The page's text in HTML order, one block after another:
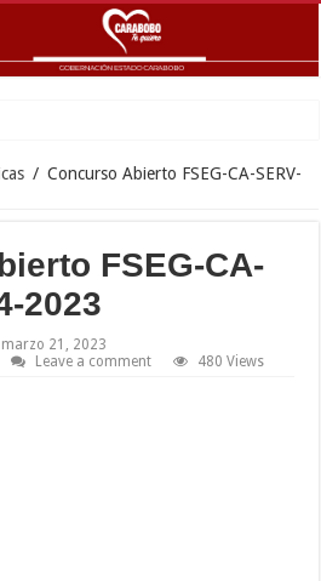
/ Concurso Abierto FSEG-CA-SERV-
FSEG-CA-
2023
marzo 21, 2023
Leave a comment 480 Views